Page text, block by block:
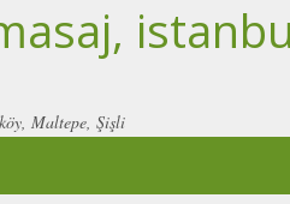
Maltepe, Şişli